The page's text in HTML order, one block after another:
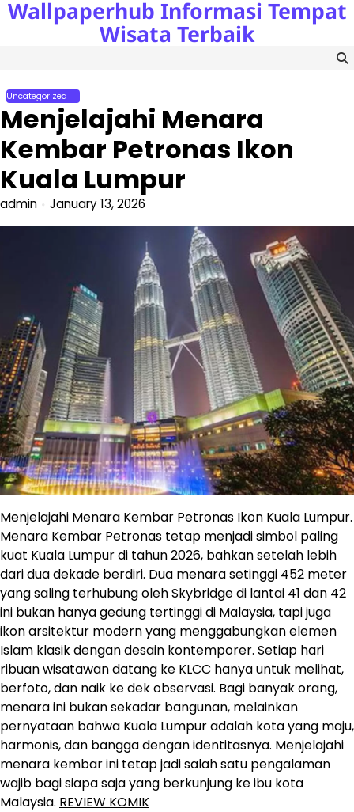
Skip
Wallpaperhub Informasi Tempat
Wisata Terbaik
Uncategorized
Menjelajahi Menara
Kembar Petronas Ikon
Kuala Lumpur
admin January 13, 2026
Menjelajahi Menara Kembar Petronas Ikon Kuala Lumpur.
Menara Kembar Petronas tetap menjadi simbol paling
kuat Kuala Lumpur di tahun 2026, bahkan setelah lebih
dari dua dekade berdiri. Dua menara setinggi 452 meter
yang saling terhubung oleh Skybridge di lantai 41 dan 42
ini bukan hanya gedung tertinggi di Malaysia, tapi juga
ikon arsitektur modern yang menggabungkan elemen
Islam klasik dengan desain kontemporer. Setiap hari
ribuan wisatawan datang ke KLCC hanya untuk melihat,
berfoto, dan naik ke dek observasi. Bagi banyak orang,
menara ini bukan sekadar bangunan, melainkan
pernyataan bahwa Kuala Lumpur adalah kota yang maju,
harmonis, dan bangga dengan identitasnya. Menjelajahi
menara kembar ini tetap jadi salah satu pengalaman
wajib bagi siapa saja yang berkunjung ke ibu kota
Malaysia. REVIEW KOMIK